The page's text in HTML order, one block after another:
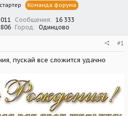
Команда форума
Сообщения
16 333
Город Одинцово
#1
пускай все сложится удачно